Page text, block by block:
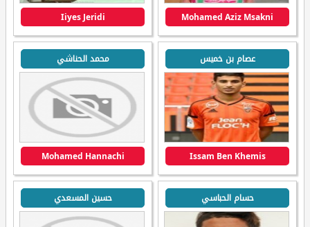
Mohamed Aziz Msakni
Iiyes Jeridi
عصام بن خميس
Issam Ben Khemis
محمد الحناشي
Mohamed Hannachi
حسام الحباسي حسين المسعدي